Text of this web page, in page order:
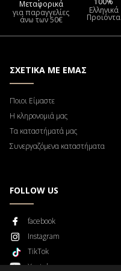
Μεταφορικά
για παραγγελίες
άνω των 50€
Ελληνικά
Προιόντα
ΣΧΕΤΙΚΑ ΜΕ ΕΜΑΣ
Ποιοι Είμαστε
Η κληρονομιά μας
Τα καταστήματά μας
Συνεργαζόμενα καταστήματα
FOLLOW US
facebook
Instagram
TikTok
Youtube